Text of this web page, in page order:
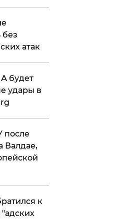
без
атак
будет
удары в
после
Валдае,
к